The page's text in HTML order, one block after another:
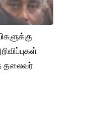
தலைவர்